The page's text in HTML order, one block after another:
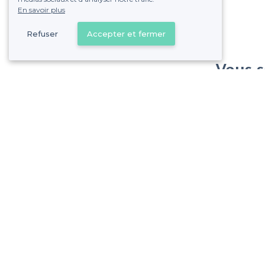
Vous
En savoir plus
Refuser Accepter et fermer